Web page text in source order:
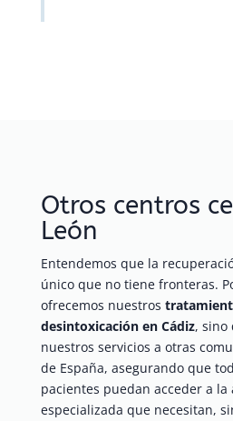
Otros centros
León
Entendemos que la
único que no tiene fronteras.
ofrecemos nuestros
desintoxicación en Cádiz, sino
nuestros servicios a otras
de España, asegurando que
pacientes puedan acceder a la
especializada que necesitan,